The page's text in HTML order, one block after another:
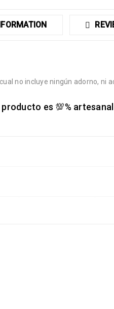
no incluye ningún adorno,
producto es 💯%